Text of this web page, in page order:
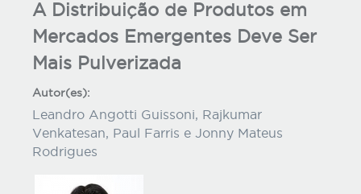
A Distribuição de Produtos em
Mercados Emergentes Deve Ser
Mais Pulverizada
Autor(es):
Leandro Angotti Guissoni, Rajkumar
Venkatesan, Paul Farris e Jonny Mateus
Rodrigues